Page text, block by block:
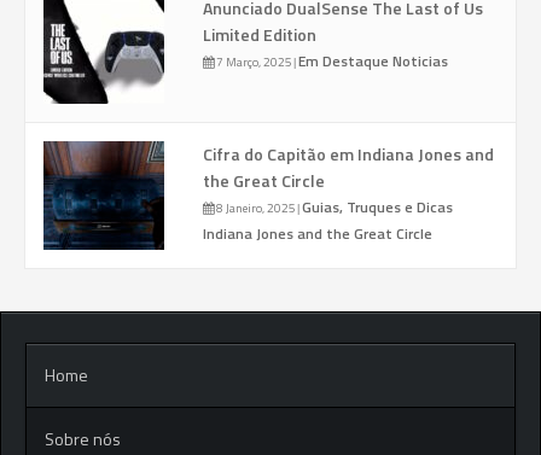
Anunciado DualSense The Last of Us
Limited Edition
7 Março, 2025|Em Destaque Noticias
Cifra do Capitão em Indiana Jones and
the Great Circle
8 Janeiro, 2025|Guias, Truques e Dicas
Indiana Jones and the Great Circle
Home
Sobre nós